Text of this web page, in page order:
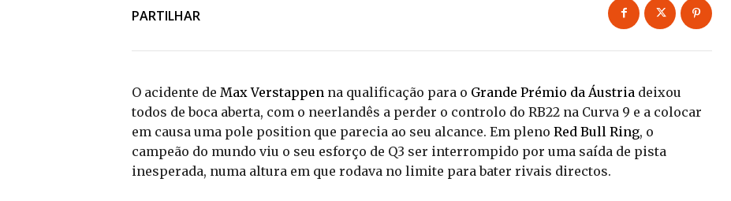
PARTILHAR
O acidente de Max Verstappen na qualificação para o Grande Prémio da Áustria deixou
todos de boca aberta, com o neerlandês a perder o controlo do RB22 na Curva 9 e a colocar
em causa uma pole position que parecia ao seu alcance. Em pleno Red Bull Ring, o
campeão do mundo viu o seu esforço de Q3 ser interrompido por uma saída de pista
inesperada, numa altura em que rodava no limite para bater rivais directos.